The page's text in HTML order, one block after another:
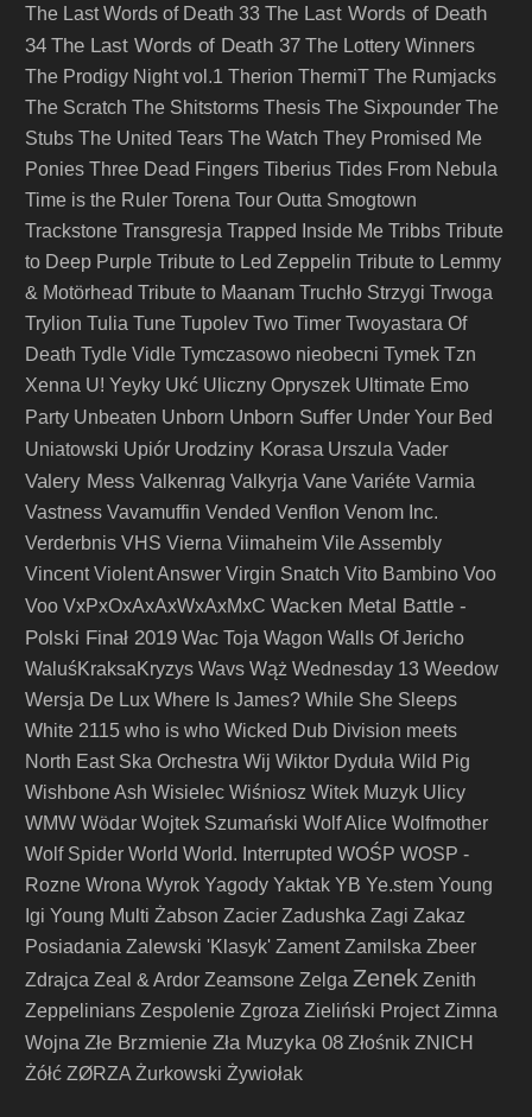
The Last Words of Death 33 The Last Words of Death
34 The Last Words of Death 37 The Lottery Winners
The Prodigy Night vol.1 Therion ThermiT The Rumjacks
The Scratch The Shitstorms Thesis The Sixpounder The
Stubs The United Tears The Watch They Promised Me
Ponies Three Dead Fingers Tiberius Tides From Nebula
Time is the Ruler Torena Tour Outta Smogtown
Trackstone Transgresja Trapped Inside Me Tribbs Tribute
to Deep Purple Tribute to Led Zeppelin Tribute to Lemmy
& Motörhead Tribute to Maanam Truchło Strzygi Trwoga
Trylion Tulia Tune Tupolev Two Timer Twoyastara Of
Death Tydle Vidle Tymczasowo nieobecni Tymek Tzn
Xenna U! Yeyky Ukć Uliczny Opryszek Ultimate Emo
Party Unbeaten Unborn Unborn Suffer Under Your Bed
Uniatowski Upiór Urodziny Korasa Urszula Vader
Valery Mess Valkenrag Valkyrja Vane Variéte Varmia
Vastness Vavamuffin Vended Venflon Venom Inc.
Verderbnis VHS Vierna Viimaheim Vile Assembly
Vincent Violent Answer Virgin Snatch Vito Bambino Voo
Voo VxPxOxAxAxWxAxMxC Wacken Metal Battle -
Polski Finał 2019 Wac Toja Wagon Walls Of Jericho
WaluśKraksaKryzys Wavs Wąż Wednesday 13 Weedow
Wersja De Lux Where Is James? While She Sleeps
White 2115 who is who Wicked Dub Division meets
North East Ska Orchestra Wij Wiktor Dyduła Wild Pig
Wishbone Ash Wisielec Wiśniosz Witek Muzyk Ulicy
WMW Wödar Wojtek Szumański Wolf Alice Wolfmother
Wolf Spider World World. Interrupted WOŚP WOSP -
Rozne Wrona Wyrok Yagody Yaktak YB Ye.stem Young
Igi Young Multi Żabson Zacier Zadushka Zagi Zakaz
Posiadania Zalewski 'Klasyk' Zament Zamilska Zbeer
Zdrajca Zeal & Ardor Zeamsone Zelga Zenek Zenith
Zeppelinians Zespolenie Zgroza Zieliński Project Zimna
Wojna Złe Brzmienie Zła Muzyka 08 Złośnik ZNICH
Żółć ZØRZA Żurkowski Żywiołak